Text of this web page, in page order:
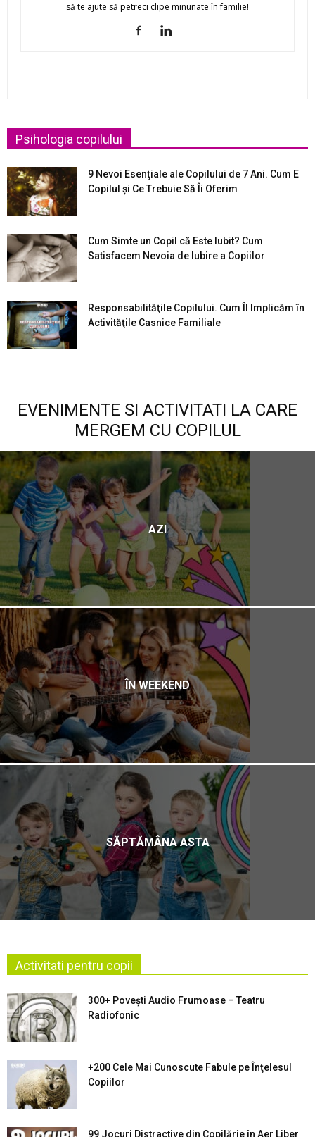
să te ajute să petreci clipe minunate în familie!
Psihologia copilului
9 Nevoi Esenţiale ale Copilului de 7 Ani. Cum E
Copilul şi Ce Trebuie Să Îi Oferim
Cum Simte un Copil că Este Iubit? Cum
Satisfacem Nevoia de Iubire a Copiilor
Responsabilităţile Copilului. Cum Îl Implicăm în
Activităţile Casnice Familiale
EVENIMENTE SI ACTIVITATI LA CARE
MERGEM CU COPILUL
AZI
ÎN WEEKEND
SĂPTĂMÂNA ASTA
Activitati pentru copii
300+ Povești Audio Frumoase – Teatru
Radiofonic
+200 Cele Mai Cunoscute Fabule pe Înţelesul
Copiilor
99 Jocuri Distractive din Copilărie în Aer Liber